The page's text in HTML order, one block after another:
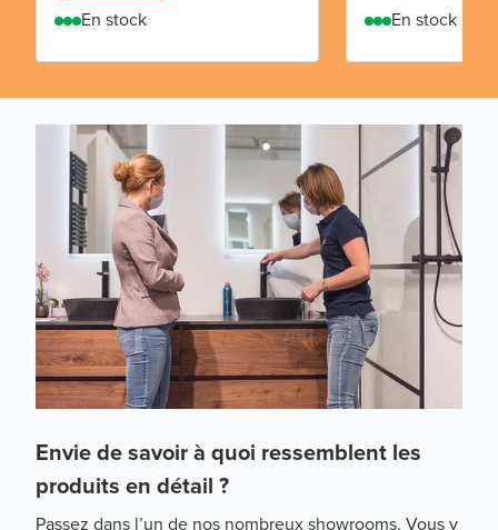
En stock En stock
Envie de savoir à quoi ressemblent les
produits en détail ?
Passez dans l’un de nos nombreux showrooms. Vous y